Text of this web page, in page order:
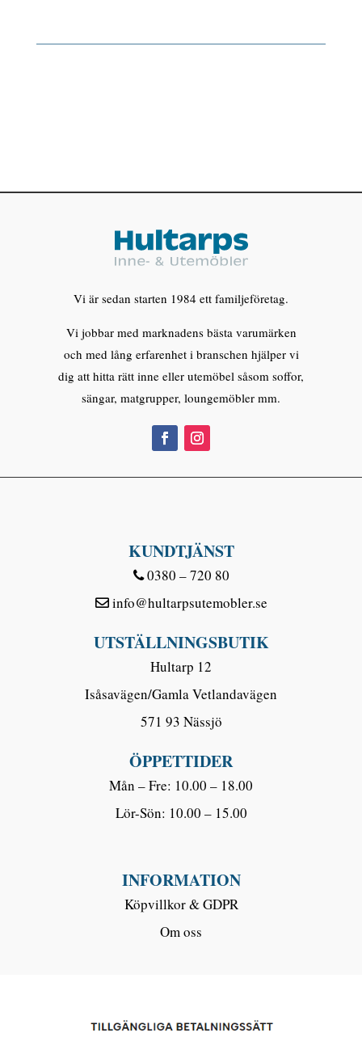
Vi är sedan starten 1984 ett familjeföretag.
Vi jobbar med marknadens bästa varumärken
och med lång erfarenhet i branschen hjälper vi
dig att hitta rätt inne eller utemöbel såsom soffor,
sängar, matgrupper, loungemöbler mm.
KUNDTJÄNST
0380 – 720 80
info@hultarpsutemobler.se
UTSTÄLLNINGSBUTIK
Hultarp 12
Isåsavägen/Gamla Vetlandavägen
571 93 Nässjö
ÖPPETTIDER
Mån – Fre: 10.00 – 18.00
Lör-Sön: 10.00 – 15.00
INFORMATION
Köpvillkor & GDPR
Om oss